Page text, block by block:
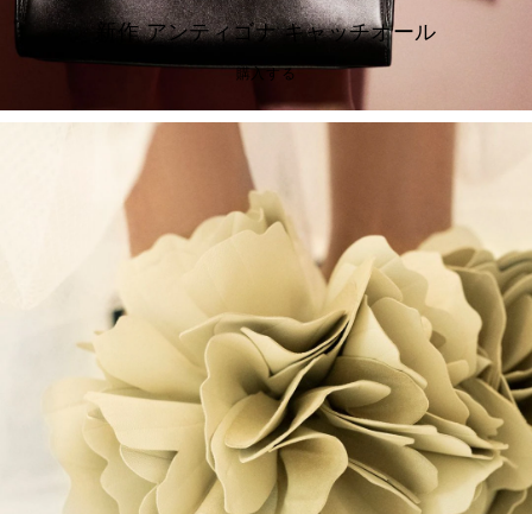
新作 アンティゴナ キャッチオール
購入する